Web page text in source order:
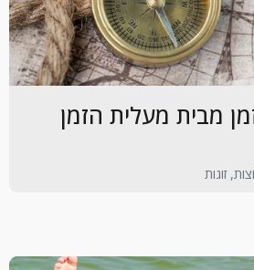
מבית מעלית הזמן
זוגות